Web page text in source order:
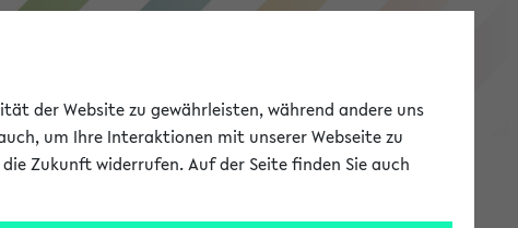
eKVV
der Website zu gewährleisten, während andere uns
um Ihre Interaktionen mit unserer Webseite zu
Zukunft widerrufen. Auf der Seite finden Sie auch